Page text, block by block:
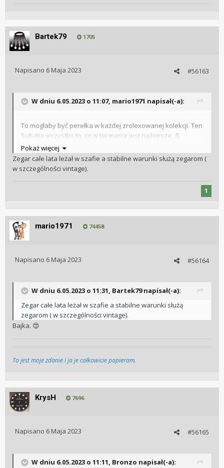
Bartek79 1705
#56163
Napisano 6 Maja 2023
W dniu 6.05.2023 o 11:07, mario1971 napisał(-a):
To mogłaby być perełka w każdej zrolexowanej kolekcji. Ten
Sub ma wszystko to, co w tej marce jest najlepsze. 💪
Nie widzę żadnych pęknięć na farbie. Jego stan jest
faktycznie tak idealny?
Pokaż więcej
Zegar całe lata leżał w szafie a stabilne warunki służą zegarom (
w szczególności vintage).
1
mario1971 74458
#56164
Napisano 6 Maja 2023
W dniu 6.05.2023 o 11:31, Bartek79napisał(-a):
Zegar całe lata leżał w szafie a stabilne warunki służą
zegarom ( w szczególności vintage).
Bajka. 😍
To jest moje zdanie i ja je całkowicie popieram.
KrysH 7696
#56165
Napisano 6 Maja 2023
W dniu 6.05.2023 o 11:11, Bronzo napisał(-a):